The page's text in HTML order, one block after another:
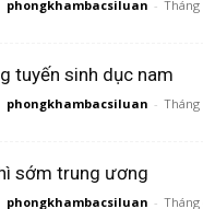
phongkhambacsiluan - Tháng
tuyến sinh dục nam
phongkhambacsiluan - Tháng
sớm trung ương
phongkhambacsiluan - Tháng